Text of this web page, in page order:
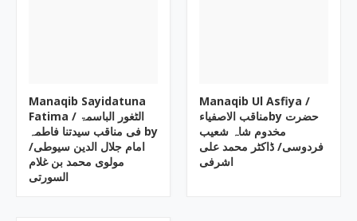
Manaqib Sayidatuna
Fatima / الٹغور الباسمۃ
فی مناقب سیدتنا فاطمہ by
امام جلال الدین سیوطی/
مولوی محمد بن غلام
السورتی
Manaqib Ul Asfiya /
مناقب الاصفیاءby حضرت
مخدوم شاہ شعیب
فردوسی/ ڈاکٹر محمد علی
اشرفی